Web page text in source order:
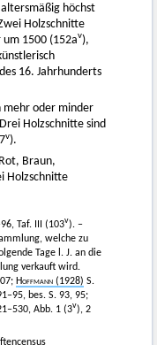
höchst
Holzschnitte
um 1500 (152av),
16. Jahrhunderts
oder minder
Holzschnitte sind
v).
Braun,
Holzschnitte
Taf. III (103v). –
welche zu
Tage l. J. an die
verkauft wird.
Hoffmann (1928) S.
bes. S. 93, 95;
Abb. 1 (3v), 2